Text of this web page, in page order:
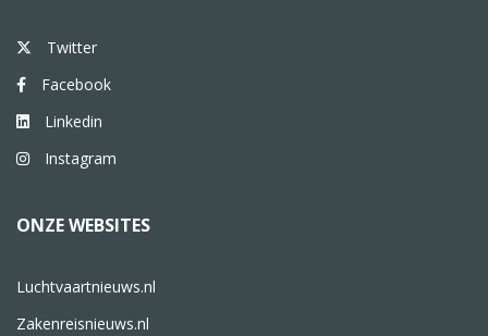
Twitter
Facebook
Linkedin
Instagram
ONZE WEBSITES
Luchtvaartnieuws.nl
Zakenreisnieuws.nl